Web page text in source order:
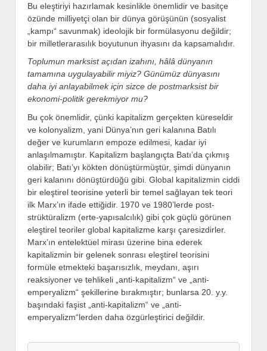
Bu eleştiriyi hazırlamak kesinlikle önemlidir ve basitçe
özünde milliyetçi olan bir dünya görüşünün (sosyalist
„kampı“ savunmak) ideolojik bir formülasyonu değildir;
bir milletlerarasılık boyutunun ihyasını da kapsamalıdır.
Toplumun marksist açıdan izahını, hâlâ dünyanın
tamamına uygulayabilir miyiz? Günümüz dünyasını
daha iyi anlayabilmek için sizce de postmarksist bir
ekonomi-politik gerekmiyor mu?
Bu çok önemlidir, çünki kapitalizm gerçekten küreseldir
ve kolonyalizm, yani Dünya’nın geri kalanına Batılı
değer ve kurumların empoze edilmesi, kadar iyi
anlaşılmamıştır. Kapitalizm başlangıçta Batı’da çıkmış
olabilir; Batı’yı kökten dönüştürmüştür, şimdi dünyanın
geri kalanını dönüştürdüğü gibi. Global kapitalizmin ciddi
bir eleştirel teorisine yeterli bir temel sağlayan tek teori
ilk Marx’ın ifade ettiğidir. 1970 ve 1980’lerde post-
strüktüralizm (erte-yapısalcılık) gibi çok güçlü görünen
eleştirel teoriler global kapitalizme karşı çaresizdirler.
Marx’ın entelektüel mirası üzerine bina ederek
kapitalizmin bir gelenek sonrası eleştirel teorisini
formüle etmekteki başarısızlık, meydanı, aşırı
reaksiyoner ve tehlikeli „anti-kapitalizm“ ve „anti-
emperyalizm“ şekillerine bırakmıştır; bunlarsa 20. y.y.
başındaki faşist „anti-kapitalizm“ ve „anti-
emperyalizm“lerden daha özgürleştirici değildir.